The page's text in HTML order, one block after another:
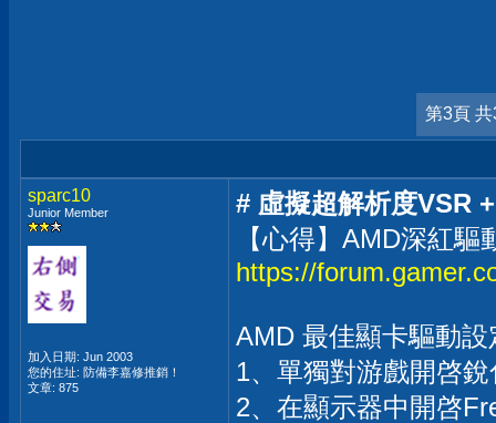
第3頁
sparc10
Junior Member
加入日期: Jun 2003
您的住址: 防備李嘉修推銷！
文章: 875
# 虛擬超解析度VSR
【心得】AMD深紅
https://
AMD 最佳顯卡驅動設
1、單獨對游戲開啓
2、在顯示器中開啓